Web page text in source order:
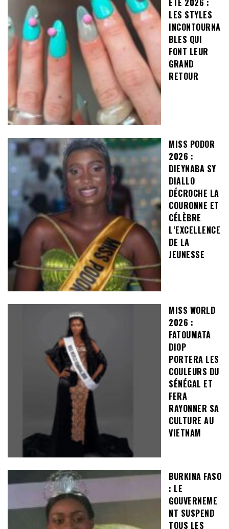
ÉTÉ 2026 :
LES STYLES
INCONTOURNA
BLES QUI
FONT LEUR
GRAND
RETOUR
MISS PODOR
2026 :
DIEYNABA SY
DIALLO
DÉCROCHE LA
COURONNE ET
CÉLÈBRE
L’EXCELLENCE
DE LA
JEUNESSE
MISS WORLD
2026 :
FATOUMATA
DIOP
PORTERA LES
COULEURS DU
SÉNÉGAL ET
FERA
RAYONNER SA
CULTURE AU
VIETNAM
BURKINA FASO
: LE
GOUVERNEME
NT SUSPEND
TOUS LES